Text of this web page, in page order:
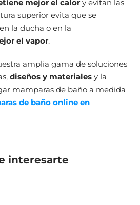
mejor el calor y evitan las
superior evita que se
la ducha o en la
el vapor.
amplia gama de soluciones
diseños y materiales y la
mamparas de baño a medida
de baño online en
interesarte